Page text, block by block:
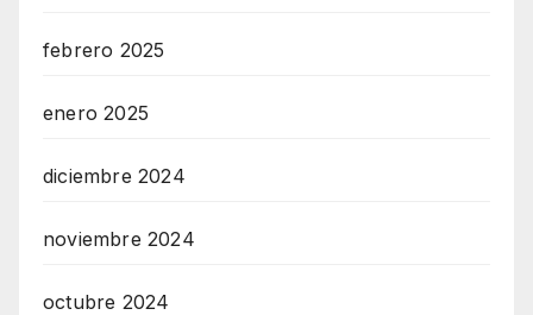
febrero 2025
enero 2025
diciembre 2024
noviembre 2024
octubre 2024